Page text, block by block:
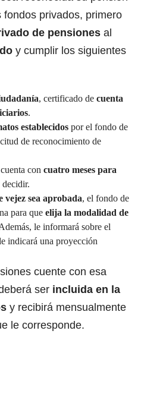
privados, primero
de pensiones al
y cumplir los siguientes
, certificado de cuenta
.
establecidos por el fondo de
de reconocimiento de
con cuatro meses para
vejez sea aprobada, el fondo de
para que elija la modalidad de
le informará sobre el
indicará una proyección
cuente con esa
ser incluida en la
y recibirá mensualmente
le corresponde.